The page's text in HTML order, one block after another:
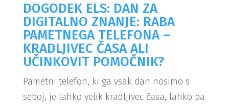
DOGODEK ELS: DAN ZA
DIGITALNO ZNANJE: RABA
PAMETNEGA TELEFONA –
KRADLJIVEC ČASA ALI
UČINKOVIT POMOČNIK?
Pametni telefon, ki ga vsak dan nosimo s
seboj, je lahko velik kradljivec časa, lahko pa